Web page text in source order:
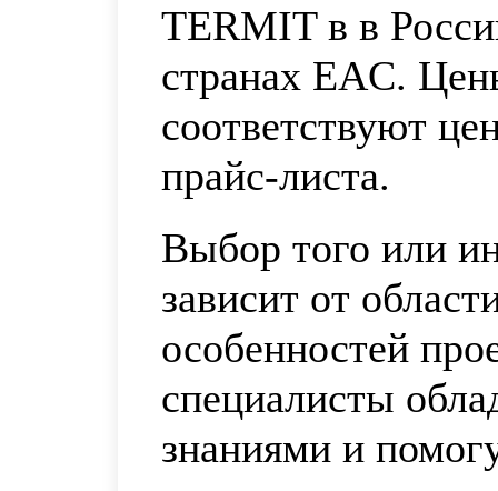
TERMIT в в
странах ЕAС.
соответствуют
прайс-листа.
Выбор того или
зависит от
особенностей
специалисты
знаниями и